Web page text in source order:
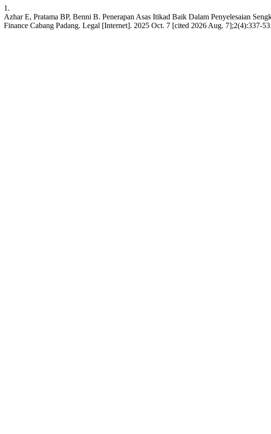
1.
Azhar E, Pratama BP, Benni B. Penerapan Asas Itikad Baik Dalam Penyelesaian
Finance Cabang Padang. Legal [Internet]. 2025 Oct. 7 [cited 2026 Aug. 7];2(4):337-